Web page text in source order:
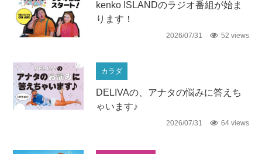
kenko ISLANDのラジオ番組が始ま
ります！
2026/07/31 52 views
カラダ
DELIVAの、アナタの悩みに答えち
ゃいます♪
2026/07/31 64 views